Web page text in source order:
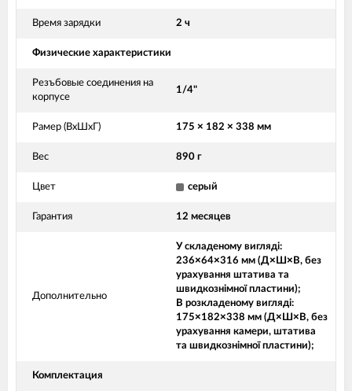
Время зарядки 2 ч
Физические характеристики
Резъбовые соединения на
корпусе
1/4"
Рамер (ВхШхГ) 175 × 182 × 338 мм
Вес 890 г
Цвет серый
Гарантия 12 месяцев
Дополнительно
У складеному вигляді:
236×64×316 мм (Д×Ш×В, без
урахування штатива та
швидкознімної пластини);
В розкладеному вигляді:
175×182×338 мм (Д×Ш×В, без
урахування камери, штатива
та швидкознімної пластини);
Комплектация